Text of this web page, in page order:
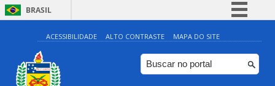
BRASIL
Simplifique!
Comunica BR
Participe
ACESSIBILIDADE ALTO CONTRASTE MAPA DO SITE